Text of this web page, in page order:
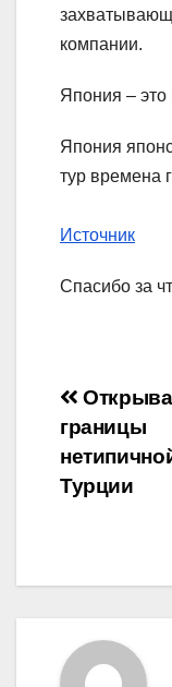
компании.
Япония –
Япония
тур времена
Источник
Спасибо за
по
границы
Турции